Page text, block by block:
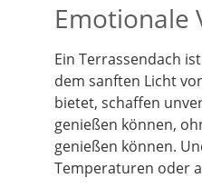
Emotionale
Ein Terrassendach
dem sanften Licht
bietet, schaffen
genießen können,
genießen können.
Temperaturen oder